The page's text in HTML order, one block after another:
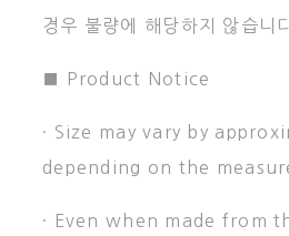
경우 불량에 해당하지 않습니
■ Product Notice
· Size may vary by
depending on the
· Even when made from